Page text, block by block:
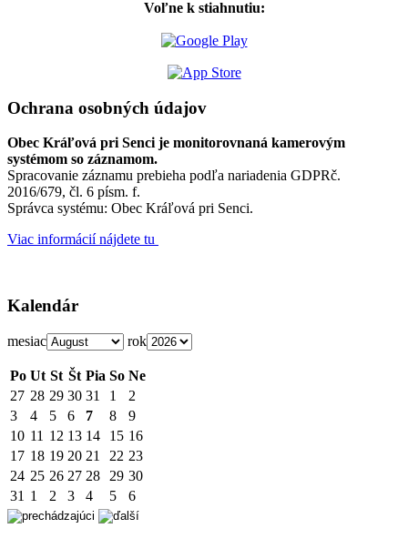
Voľne k stiahnutiu:
Ochrana osobných údajov
Obec Kráľová pri Senci je monitorovnaná kamerovým
systémom so záznamom.
Spracovanie záznamu prebieha podľa nariadenia GDPRč.
2016/679, čl. 6 písm. f.
Správca systému: Obec Kráľová pri Senci.
Viac informácií nájdete tu
Kalendár
mesiac rok
Po Ut St Št Pia So Ne
27 28 29 30 31 1
2
3
4 5 6 7 8
9
10 11 12 13 14 15 16
17 18 19 20 21 22 23
24 25 26 27 28 29 30
31 1 2 3 4 5 6